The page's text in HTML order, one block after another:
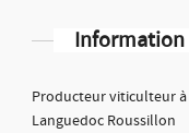
Producteur viticulteur à
Languedoc Roussillon